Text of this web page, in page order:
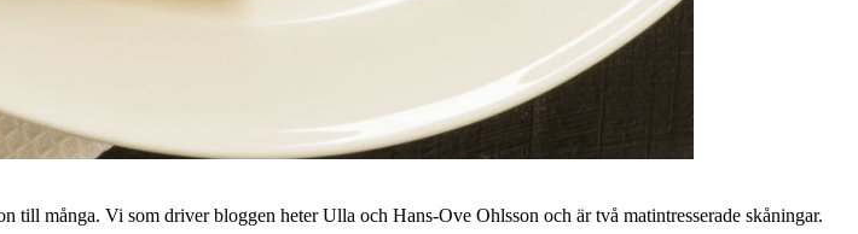
många. Vi som driver bloggen heter Ulla och Hans-Ove Ohlsson och är två matintresserade skåningar.